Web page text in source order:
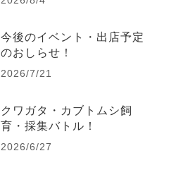
今後のイベント・出店予定
のおしらせ！
2026/7/21
クワガタ・カブトムシ飼
育・採集バトル！
2026/6/27